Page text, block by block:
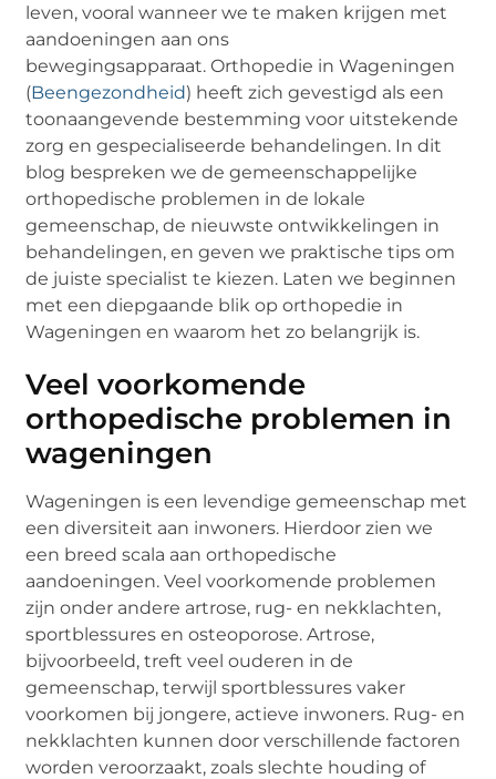
leven, vooral wanneer we te maken krijgen met
aandoeningen aan ons
bewegingsapparaat. Orthopedie in Wageningen
(Beengezondheid) heeft zich gevestigd als een
toonaangevende bestemming voor uitstekende
zorg en gespecialiseerde behandelingen. In dit
blog bespreken we de gemeenschappelijke
orthopedische problemen in de lokale
gemeenschap, de nieuwste ontwikkelingen in
behandelingen, en geven we praktische tips om
de juiste specialist te kiezen. Laten we beginnen
met een diepgaande blik op orthopedie in
Wageningen en waarom het zo belangrijk is.
Veel voorkomende
orthopedische problemen in
wageningen
Wageningen is een levendige gemeenschap met
een diversiteit aan inwoners. Hierdoor zien we
een breed scala aan orthopedische
aandoeningen. Veel voorkomende problemen
zijn onder andere artrose, rug- en nekklachten,
sportblessures en osteoporose. Artrose,
bijvoorbeeld, treft veel ouderen in de
gemeenschap, terwijl sportblessures vaker
voorkomen bij jongere, actieve inwoners. Rug- en
nekklachten kunnen door verschillende factoren
worden veroorzaakt, zoals slechte houding of